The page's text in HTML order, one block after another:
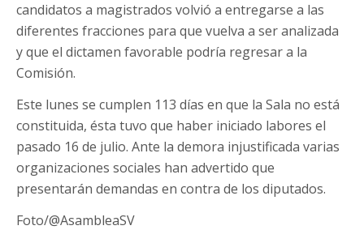
candidatos a magistrados volvió a entregarse a las
diferentes fracciones para que vuelva a ser analizada
y que el dictamen favorable podría regresar a la
Comisión.
Este lunes se cumplen 113 días en que la Sala no está
constituida, ésta tuvo que haber iniciado labores el
pasado 16 de julio. Ante la demora injustificada varias
organizaciones sociales han advertido que
presentarán demandas en contra de los diputados.
Foto/@AsambleaSV